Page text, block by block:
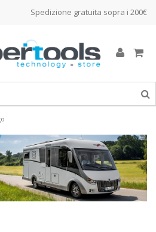
Spedizione gratuita sopra i 200€